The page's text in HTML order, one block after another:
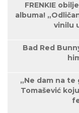
FRENKIE
albuma!
vinilu
Bad Red
„Ne dam na te
Tomašević